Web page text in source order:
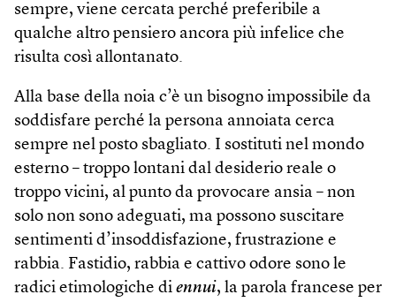
sempre, viene cercata perché preferibile a
qualche altro pensiero ancora più infelice che
risulta così allontanato.
Alla base della noia c’è un bisogno impossibile da
soddisfare perché la persona annoiata cerca
sempre nel posto sbagliato. I sostituti nel mondo
esterno – troppo lontani dal desiderio reale o
troppo vicini, al punto da provocare ansia – non
solo non sono adeguati, ma possono suscitare
sentimenti d’insoddisfazione, frustrazione e
rabbia. Fastidio, rabbia e cattivo odore sono le
radici etimologiche di ennui, la parola francese per